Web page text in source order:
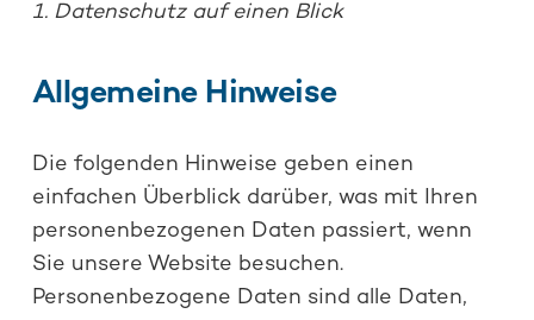
1. Datenschutz auf einen Blick
Allgemeine Hinweise
Die folgenden Hinweise geben einen
einfachen Überblick darüber, was mit Ihren
personenbezogenen Daten passiert, wenn
Sie unsere Website besuchen.
Personenbezogene Daten sind alle Daten,